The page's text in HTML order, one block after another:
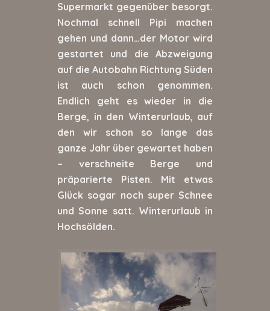
Supermarkt gegenüber besorgt.
Nochmal schnell Pipi machen
gehen und dann…der Motor wird
gestartet und die Abzweigung
auf die Autobahn Richtung Süden
ist auch schon genommen.
Endlich geht es wieder in die
Berge, in den Winterurlaub, auf
den wir schon so lange das
ganze Jahr über gewartet haben
– verschneite Berge und
präparierte Pisten. Mit etwas
Glück sogar noch super Schnee
und Sonne satt. Winterurlaub in
Hochsölden.